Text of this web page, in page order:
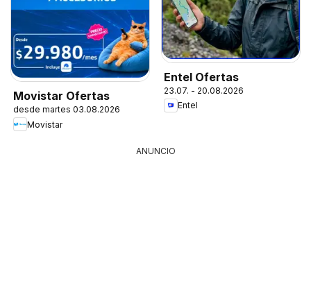
Movistar Ofertas
desde martes 03.08.2026
Movistar
Entel Ofertas
23.07. - 20.08.2026
Entel
ANUNCIO